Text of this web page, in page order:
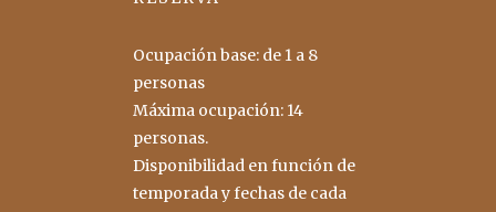
Ocupación base: de 1 a 8
personas
Máxima ocupación: 14
personas.
Disponibilidad en función de
temporada y fechas de cada